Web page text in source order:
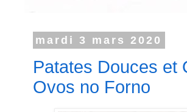
mardi 3 mars 2020
Patates Douces et
Ovos no Forno